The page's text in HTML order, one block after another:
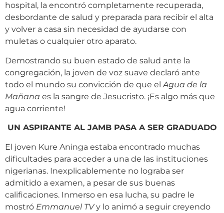
hospital, la encontró completamente recuperada,
desbordante de salud y preparada para recibir el alta
y volver a casa sin necesidad de ayudarse con
muletas o cualquier otro aparato.
Demostrando su buen estado de salud ante la
congregación, la joven de voz suave declaró ante
todo el mundo su convicción de que elAgua de la
Mañana es la sangre de Jesucristo. ¡Es algo más que
agua corriente!
UN ASPIRANTE AL JAMB PASA A SER GRADUADO
El joven Kure Aninga estaba encontrado muchas
dificultades para acceder a una de las instituciones
nigerianas. Inexplicablemente no lograba ser
admitido a examen, a pesar de sus buenas
calificaciones. Inmerso en esa lucha, su padre le
mostró Emmanuel TVy lo animó a seguir creyendo